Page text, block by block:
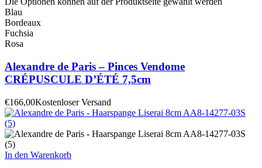
Blau
Bordeaux
Fuchsia
Rosa
Alexandre de Paris – Pinces Vendome
CRÉPUSCULE D’ÉTÉ 7,5cm
€166,00Kostenloser Versand
In den Warenkorb